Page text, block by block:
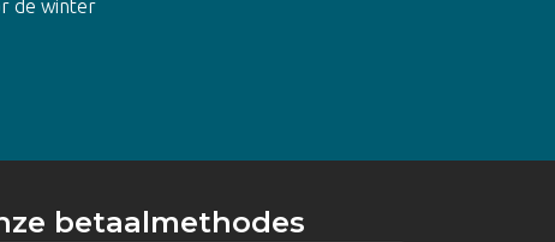
de winter
betaalmethodes